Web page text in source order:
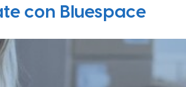
con Bluespace